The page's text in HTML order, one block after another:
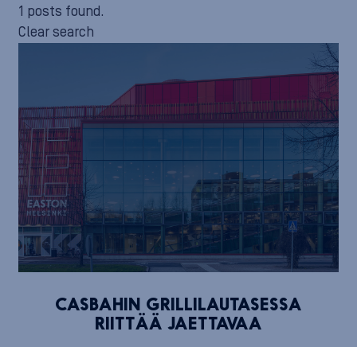
1 posts found.
Clear search
CASBAHIN GRILLILAUTASESSA
RIITTÄÄ JAETTAVAA